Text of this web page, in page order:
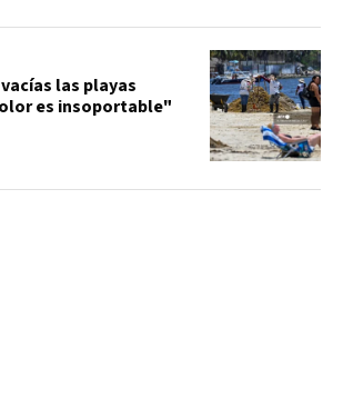
las playas
es insoportable"